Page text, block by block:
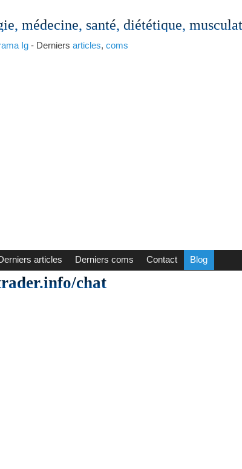
médecine, santé, diététique,
Ig- Derniers articles, coms
articles Derniers coms Contact Blog
chat